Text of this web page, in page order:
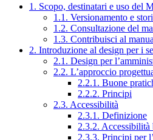
1. Scopo, destinatari e uso del
1.1. Versionamento e
1.2. Consultazione del
1.3. Contribuisci al
2. Introduzione al design per i
2.1. Design per
2.2. L’approccio
2.2.1. Buone
2.2.2. Principi
2.3. Accessibilità
2.3.1. Definizione
2.3.2. Accessibilità
2.3.3. Principi per